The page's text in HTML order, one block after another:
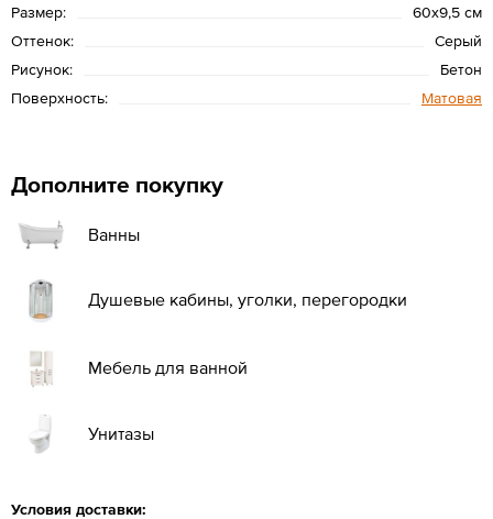
Размер:
60х9,5 см
Оттенок:
Серый
Рисунок:
Бетон
Поверхность:
Матовая
Дополните покупку
Ванны
Душевые кабины, уголки, перегородки
Мебель для ванной
Унитазы
Условия доставки: